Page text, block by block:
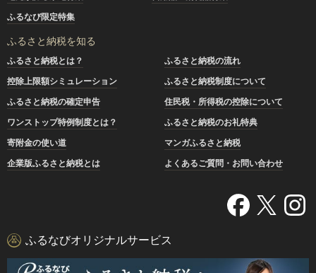
ふるなび限定特集
ふるさと納税を知る
ふるさと納税とは？
ふるさと納税の流れ
控除上限額シミュレーション
ふるさと納税制度について
ふるさと納税の確定申告
住民税・所得税の控除について
ワンストップ特例制度とは？
ふるさと納税のお礼特典
寄附金の使い道
マンガふるさと納税
企業版ふるさと納税とは
よくあるご質問・お問い合わせ
ふるなびオリジナルサービス